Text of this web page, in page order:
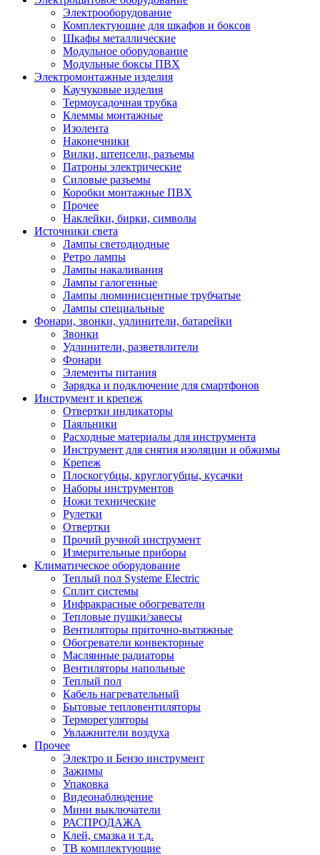
Электрооборудование
Комплектующие для шкафов и боксов
Шкафы металлические
Модульное оборудование
Модульные боксы ПВХ
Электромонтажные изделия
Каучуковые изделия
Термоусадочная трубка
Клеммы монтажные
Изолента
Наконечники
Вилки, штепсели, разъемы
Патроны электрические
Силовые разъемы
Коробки монтажные ПВХ
Прочее
Наклейки, бирки, символы
Источники света
Лампы светодиодные
Ретро лампы
Лампы накаливания
Лампы галогенные
Лампы люминисцентные трубчатые
Лампы специальные
Фонари, звонки, удлинители, батарейки
Звонки
Удлинители, разветвлители
Фонари
Элементы питания
Зарядка и подключение для смартфонов
Инструмент и крепеж
Отвертки индикаторы
Паяльники
Расходные материалы для инструмента
Инструмент для снятия изоляции и обжимы
Крепеж
Плоскогубцы, круглогубцы, кусачки
Наборы инструментов
Ножи технические
Рулетки
Отвертки
Прочий ручной инструмент
Измерительные приборы
Климатическое оборудование
Теплый пол Systeme Electric
Сплит системы
Инфракрасные обогреватели
Тепловые пушки/завесы
Вентиляторы приточно-вытяжные
Обогреватели конвекторные
Маслянные радиаторы
Вентиляторы напольные
Теплый пол
Кабель нагревательный
Бытовые тепловентиляторы
Терморегуляторы
Увлажнители воздуха
Прочее
Электро и Бензо инструмент
Зажимы
Упаковка
Видеонаблюдение
Мини выключатели
РАСПРОДАЖА
Клей, смазка и т.д.
ТВ комплектующие